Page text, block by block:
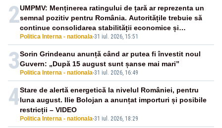
2
Politica Interna - nationala-31 iul. 2026, 15:51
UMPMV: Menținerea ratingului de țară ar reprezenta un
semnal pozitiv pentru România. Autoritățile trebuie să
continue consolidarea stabilității economice și
financiare
3 Politica Interna - nationala-31 iul. 2026, 16:49
Sorin Grindeanu anunță când ar putea fi învestit noul
Guvern: „După 15 august sunt șanse mai mari”
4
Politica Interna - nationala-31 iul. 2026, 18:29
Stare de alertă energetică la nivelul României, pentru
luna august. Ilie Bolojan a anunțat importuri și posibile
restricții – VIDEO